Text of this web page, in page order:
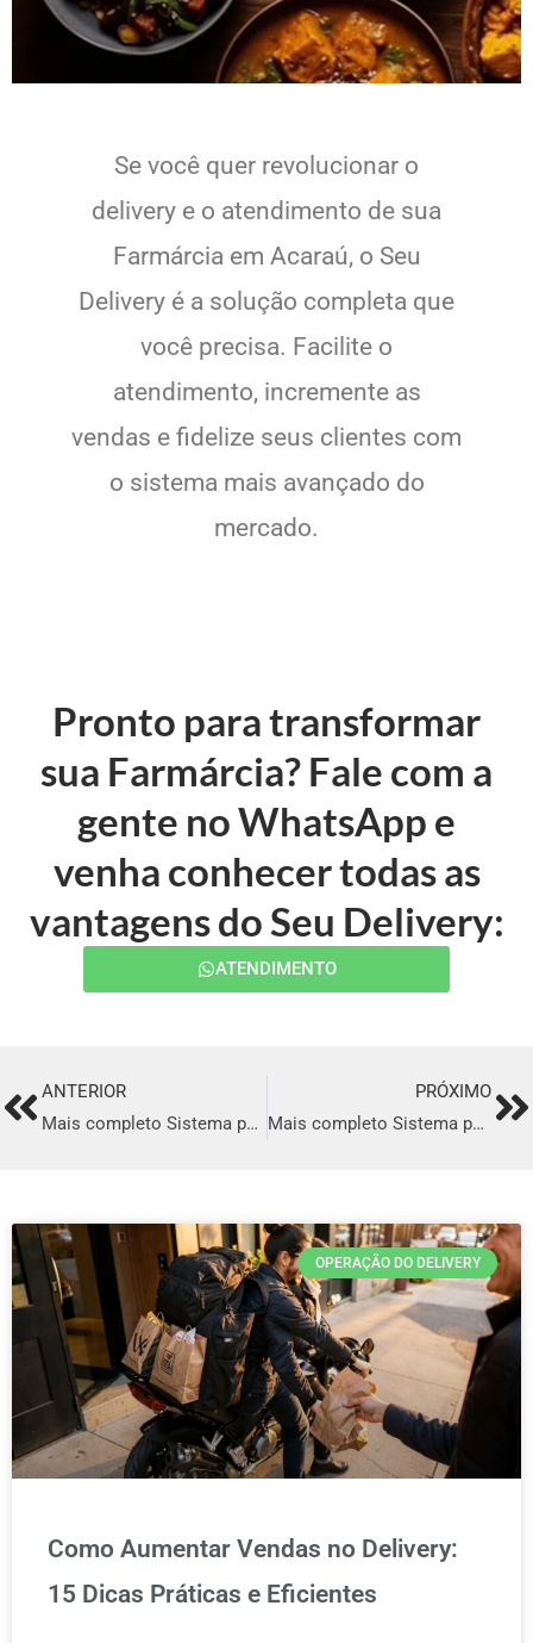
Se você quer revolucionar o
delivery e o atendimento de sua
Farmárcia em Acaraú, o Seu
Delivery é a solução completa que
você precisa. Facilite o
atendimento, incremente as
vendas e fidelize seus clientes com
o sistema mais avançado do
mercado.
Pronto para transformar
sua Farmárcia? Fale com a
gente no WhatsApp e
venha conhecer todas as
vantagens do Seu Delivery:
ATENDIMENTO
PrevANTERIOR
Mais completo Sistema para Delivery em Floriano
PRÓXIMO
Mais completo Sistema para Delivery em Ponte Nova
OPERAÇÃO DO DELIVERY
Como Aumentar Vendas no Delivery:
15 Dicas Práticas e Eficientes